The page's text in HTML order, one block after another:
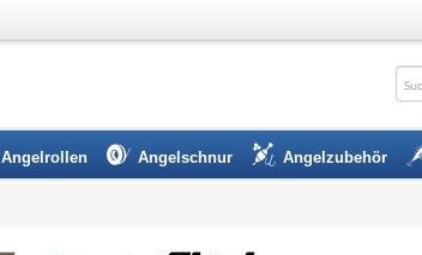
Angelrollen Angelschnur Angelzubehör